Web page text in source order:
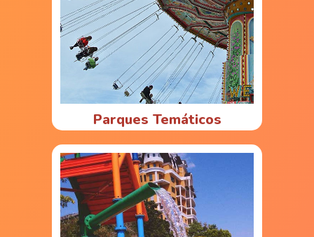
Parques Temáticos